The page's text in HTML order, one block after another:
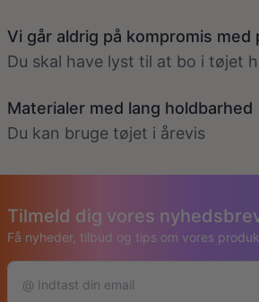
Vi går aldrig på kompromis med
Du skal have lyst til at bo i tøjet
Materialer med lang holdbarhed
Du kan bruge tøjet i årevis
Tilmeld dig vores
Få nyheder, tilbud og tips om vores